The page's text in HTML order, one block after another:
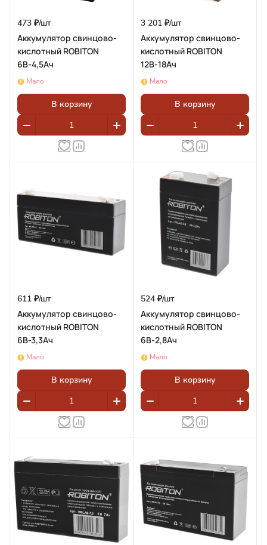
473 ₽/шт
Аккумулятор свинцово-
кислотный ROBITON
6В-4,5Ач
Мало
В корзину
3 201 ₽/шт
Аккумулятор свинцово-
кислотный ROBITON
12В-18Ач
Мало
В корзину
611 ₽/шт
Аккумулятор свинцово-
кислотный ROBITON
6В-3,3Ач
Мало
В корзину
524 ₽/шт
Аккумулятор свинцово-
кислотный ROBITON
6В-2,8Ач
Мало
В корзину